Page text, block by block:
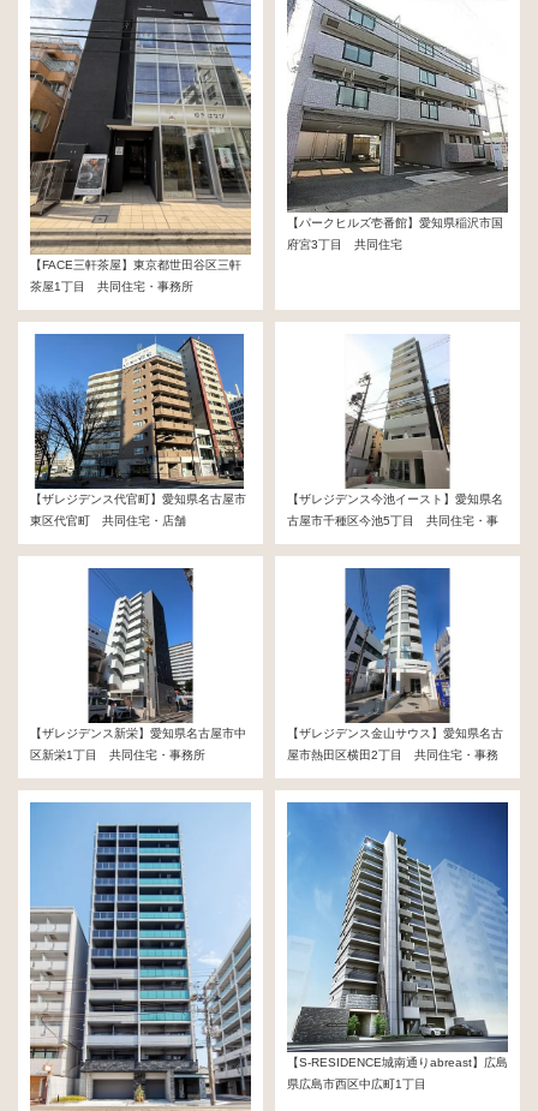
【FACE三軒茶屋】東京都世田谷区三軒
茶屋1丁目 共同住宅・事務所
13億3,000万円
【パークヒルズ壱番館】愛知県稲沢市国
府宮3丁目 共同住宅
【ザレジデンス代官町】愛知県名古屋市
東区代官町 共同住宅・店舗
6億5,000万円
【ザレジデンス今池イースト】愛知県名
古屋市千種区今池5丁目 共同住宅・事
務所
【ザレジデンス新栄】愛知県名古屋市中
区新栄1丁目 共同住宅・事務所
5億3,000万円
【ザレジデンス金山サウス】愛知県名古
屋市熱田区横田2丁目 共同住宅・事務
所
【S-RESIDENCE城南通りabreast】広島
県広島市西区中広町1丁目